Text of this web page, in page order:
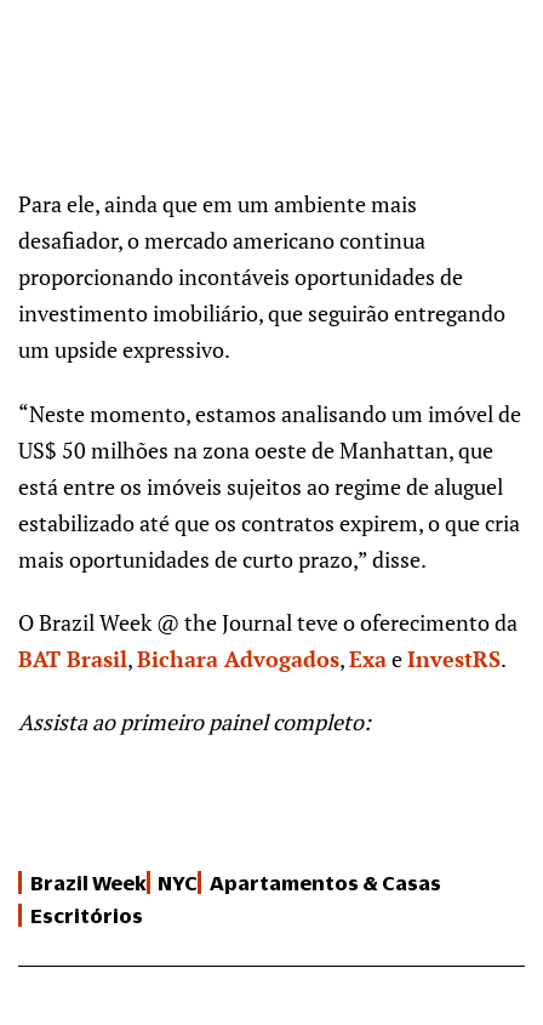
Para ele, ainda que em um ambiente mais
desafiador, o mercado americano continua
proporcionando incontáveis oportunidades de
investimento imobiliário, que seguirão entregando
um upside expressivo.
“Neste momento, estamos analisando um imóvel de
US$ 50 milhões na zona oeste de Manhattan, que
está entre os imóveis sujeitos ao regime de aluguel
estabilizado até que os contratos expirem, o que cria
mais oportunidades de curto prazo,” disse.
O Brazil Week @ the Journal teve o oferecimento da
BAT Brasil,Bichara Advogados,ExaeInvestRS.
Assista ao primeiro painel completo:
Brazil Week NYC Apartamentos & Casas
Escritórios